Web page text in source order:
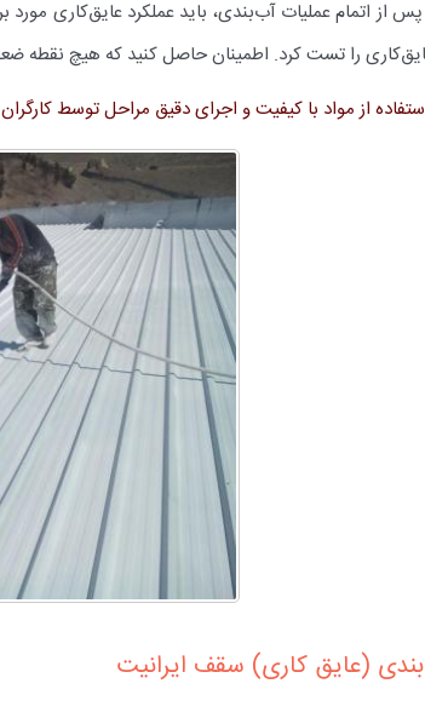
پس از اتمام عملیات آب‌بندی، باید عملکرد عایق‌کاری
را تست کرد. اطمینان حاصل کنید که هیچ نقطه
از مواد با کیفیت و اجرای دقیق مراحل توسط
(عایق کاری) سقف ایرانیت